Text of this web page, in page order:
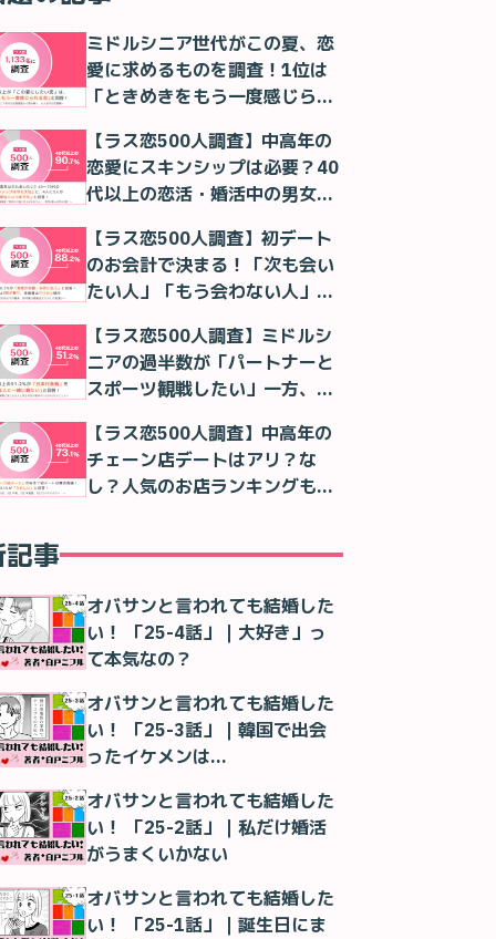
ミドルシニア世代がこの夏、恋
愛に求めるものを調査！1位は
「ときめきをもう一度感じられ
【ラス恋500人調査】中高年の
恋愛にスキンシップは必要？40
代以上の恋活・婚活中の男女の
【ラス恋500人調査】初デート
のお会計で決まる！「次も会い
たい人」「もう会わない人」が
【ラス恋500人調査】ミドルシ
ニアの過半数が「パートナーと
スポーツ観戦したい」一方、実
【ラス恋500人調査】中高年の
チェーン店デートはアリ？な
し？人気のお店ランキングも紹
事
オバサンと言われても結婚した
い！ 「25-4話」｜大好き」っ
て本気なの？
オバサンと言われても結婚した
い！ 「25-3話」｜韓国で出会
ったイケメンは…
オバサンと言われても結婚した
い！ 「25-2話」｜私だけ婚活
がうまくいかない
オバサンと言われても結婚した
い！ 「25-1話」｜誕生日にま